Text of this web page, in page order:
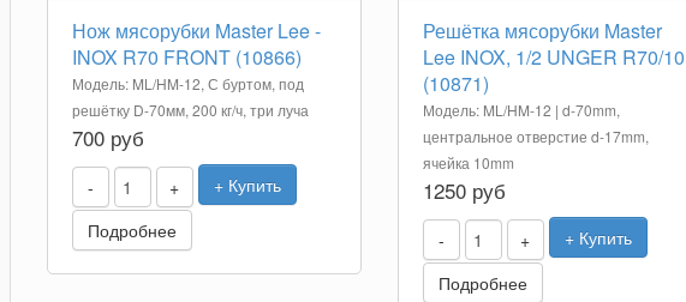
Нож мясорубки Master Lee -
INOX R70 FRONT (10866)
Модель: ML/HM-12, С буртом, под
решётку D-70мм, 200 кг/ч, три луча
700 руб
- +
+ Купить
Подробнее
Решётка мясорубки Master
Lee INOX, 1/2 UNGER R70/10
(10871)
Модель: ML/HM-12 | d-70mm,
центральное отверстие d-17mm,
ячейка 10mm
1250 руб
- +
+ Купить
Подробнее